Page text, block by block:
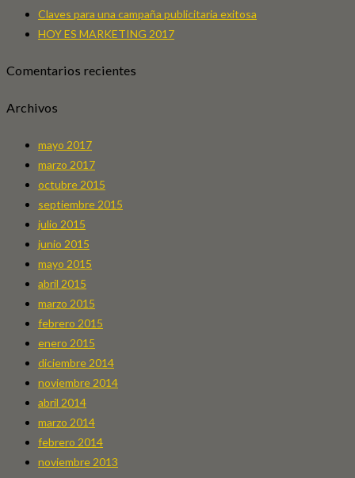
Claves para una campaña publicitaria exitosa
HOY ES MARKETING 2017
Comentarios recientes
Archivos
mayo 2017
marzo 2017
octubre 2015
septiembre 2015
julio 2015
junio 2015
mayo 2015
abril 2015
marzo 2015
febrero 2015
enero 2015
diciembre 2014
noviembre 2014
abril 2014
marzo 2014
febrero 2014
noviembre 2013